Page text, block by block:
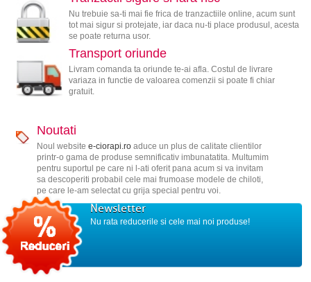
Nu trebuie sa-ti mai fie frica de tranzactiile online, acum sunt
tot mai sigur si protejate, iar daca nu-ti place produsul, acesta
se poate returna usor.
Transport oriunde
Livram comanda ta oriunde te-ai afla. Costul de livrare
variaza in functie de valoarea comenzii si poate fi chiar
gratuit.
Noutati
Noul website e-ciorapi.roaduce un plus de calitate clientilor
printr-o gama de produse semnificativ imbunatatita. Multumim
pentru suportul pe care ni l-ati oferit pana acum si va invitam
sa descoperiti probabil cele mai frumoase modele de chiloti,
pe care le-am selectat cu grija special pentru voi.
Newsletter
Nu rata reducerile si cele mai noi produse!